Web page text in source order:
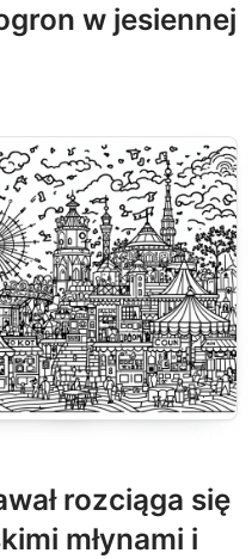
w jesiennej
rozciąga się
młynami i